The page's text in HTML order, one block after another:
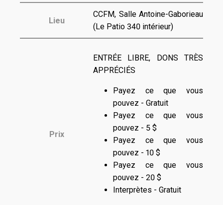
Lieu
CCFM, Salle Antoine-Gaborieau
(Le Patio 340 intérieur)
Prix
ENTRÉE LIBRE, DONS TRÈS
APPRÉCIÉS
Payez ce que vous
pouvez - Gratuit
Payez ce que vous
pouvez - 5 $
Payez ce que vous
pouvez - 10 $
Payez ce que vous
pouvez - 20 $
Interprètes - Gratuit